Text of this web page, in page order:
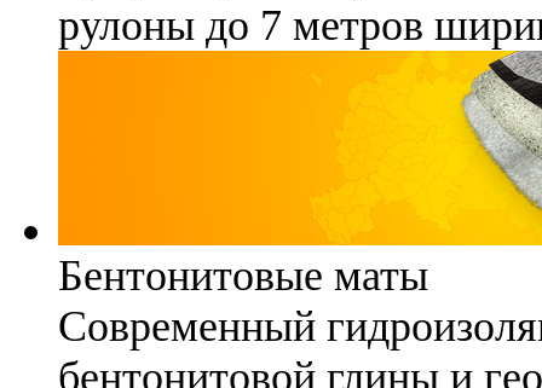
рулоны до 7 метров
Бентонитовые маты
Современный
бентонитовой глины и